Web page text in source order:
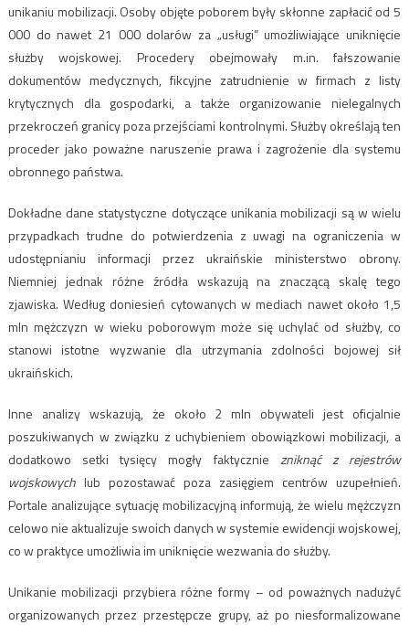
unikaniu mobilizacji. Osoby objęte poborem były skłonne zapłacić od 5
000 do nawet 21 000 dolarów za „usługi” umożliwiające uniknięcie
służby wojskowej. Procedery obejmowały m.in. fałszowanie
dokumentów medycznych, fikcyjne zatrudnienie w firmach z listy
krytycznych dla gospodarki, a także organizowanie nielegalnych
przekroczeń granicy poza przejściami kontrolnymi. Służby określają ten
proceder jako poważne naruszenie prawa i zagrożenie dla systemu
obronnego państwa.
Dokładne dane statystyczne dotyczące unikania mobilizacji są w wielu
przypadkach trudne do potwierdzenia z uwagi na ograniczenia w
udostępnianiu informacji przez ukraińskie ministerstwo obrony.
Niemniej jednak różne źródła wskazują na znaczącą skalę tego
zjawiska. Według doniesień cytowanych w mediach nawet około 1,5
mln mężczyzn w wieku poborowym może się uchylać od służby, co
stanowi istotne wyzwanie dla utrzymania zdolności bojowej sił
ukraińskich.
Inne analizy wskazują, że około 2 mln obywateli jest oficjalnie
poszukiwanych w związku z uchybieniem obowiązkowi mobilizacji, a
dodatkowo setki tysięcy mogły faktycznie zniknąć z rejestrów
wojskowychlub pozostawać poza zasięgiem centrów uzupełnień.
Portale analizujące sytuację mobilizacyjną informują, że wielu mężczyzn
celowo nie aktualizuje swoich danych w systemie ewidencji wojskowej,
co w praktyce umożliwia im uniknięcie wezwania do służby.
Unikanie mobilizacji przybiera różne formy – od poważnych nadużyć
organizowanych przez przestępcze grupy, aż po niesformalizowane